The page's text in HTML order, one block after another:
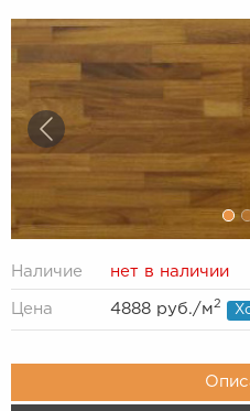
Наличие нет в наличии
Цена 4888 руб./м2